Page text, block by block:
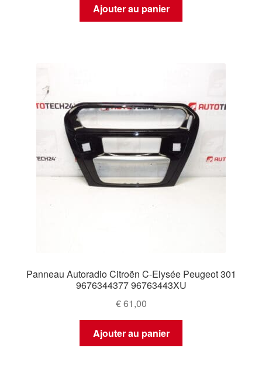
Ajouter au panier
Panneau Autoradio Citroën C-Elysée Peugeot 301
9676344377 96763443XU
€61,00
Ajouter au panier